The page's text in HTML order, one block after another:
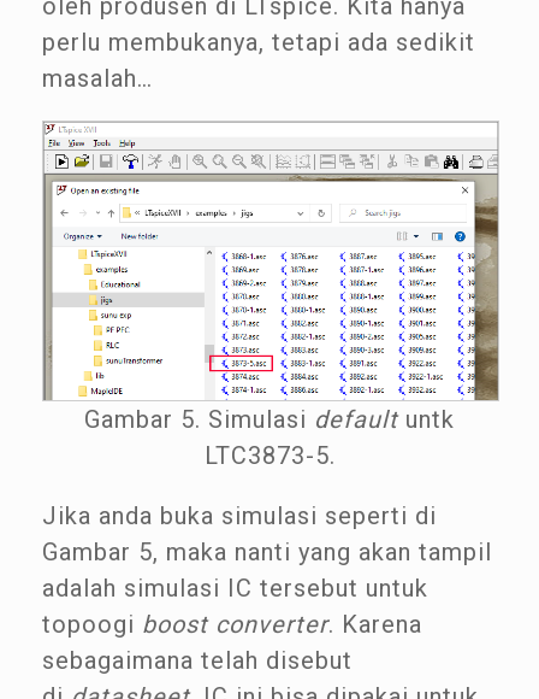
oleh produsen di LTspice. Kita hanya
perlu membukanya, tetapi ada sedikit
masalah…
Gambar 5. Simulasi defaultuntk
LTC3873-5.
Jika anda buka simulasi seperti di
Gambar 5, maka nanti yang akan tampil
adalah simulasi IC tersebut untuk
topoogi boost converter. Karena
sebagaimana telah disebut